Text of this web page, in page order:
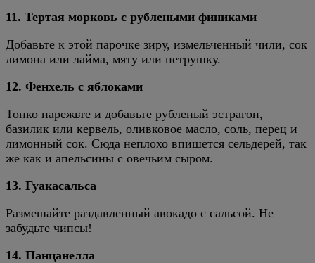
11. Тертая морковь с рублеными финиками
Добавьте к этой парочке зиру, измельченный чили, сок
лимона или лайма, мяту или петрушку.
12. Фенхель с яблоками
Тонко нарежьте и добавьте рубленый эстрагон,
базилик или кервель, оливковое масло, соль, перец и
лимонный сок. Сюда неплохо впишется сельдерей, так
же как и апельсины с овечьим сыром.
13. Гуакасальса
Размешайте раздавленный авокадо с сальсой. Не
забудьте чипсы!
14. Панцанелла